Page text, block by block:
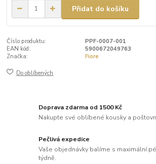
Přidat do košíku
Číslo produktu:
PPF-0007-001
EAN kód:
5900672049763
Značka:
Fiore
Do oblíbených
Doprava zdarma od 1500 Kč
Nakupte své oblíbené kousky a
Pečlivá expedice
Vaše objednávky balíme s maximální
týdně.